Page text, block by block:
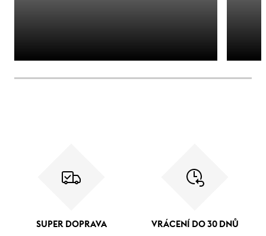
SUPER DOPRAVA VRÁCENÍ DO 30 DNŮ